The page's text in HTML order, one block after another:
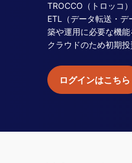
TROCCO（トロッコ
ETL（データ転送・
築や運用に必要な機能
クラウドのため初期
ログインはこちら